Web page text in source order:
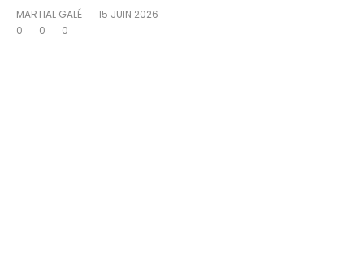
MARTIAL GALÉ
15 JUIN 2026
0
0 0